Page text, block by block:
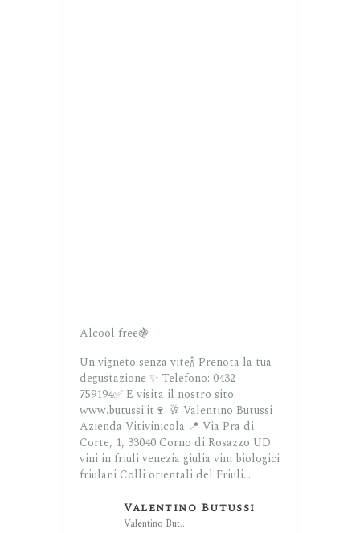
Alcool free🍇
Un vigneto senza vite🍾 Prenota la tua
degustazione ✨ Telefono: 0432
759194✅ E visita il nostro sito
www.butussi.it🍷 🥂 Valentino Butussi
Azienda Vitivinicola 📍 Via Pra di
Corte, 1, 33040 Corno di Rosazzo UD
vini in friuli venezia giulia vini biologici
friulani Colli orientali del Friuli...
Valentino Butussi
Valentino Butussi